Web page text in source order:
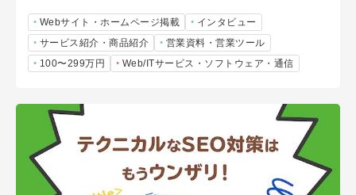
Webサイト・ホームページ掲載
インタビュー
サービス紹介・商品紹介
営業資料・営業ツール
100〜299万円
Web/ITサービス・ソフトウェア・通信